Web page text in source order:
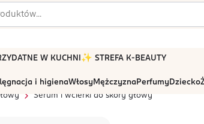
W KUCHNI ✨ STREFA K-BEAUTY
i higienaWłosyMężczyznaPerfumyDziecko
Serum i wcierki do skóry głowy